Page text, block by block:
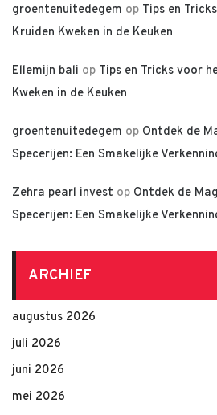
groentenuitedegem op Tips en
Kruiden Kweken in de Keuken
Ellemijn bali op Tips en Tricks voor
Kweken in de Keuken
groentenuitedegem op Ontdek de
Specerijen: Een Smakelijke
Zehra pearl invest op Ontdek de
Specerijen: Een Smakelijke
ARCHIEF
augustus 2026
juli 2026
juni 2026
mei 2026